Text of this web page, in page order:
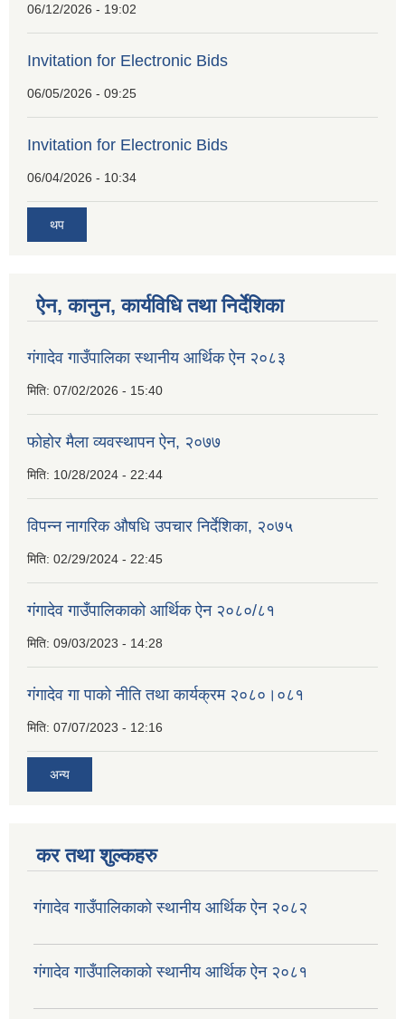
06/12/2026 - 19:02
Invitation for Electronic Bids
06/05/2026 - 09:25
Invitation for Electronic Bids
06/04/2026 - 10:34
थप
ऐन, कानुन, कार्यविधि तथा निर्देशिका
गंगादेव गाउँपालिका स्थानीय आर्थिक ऐन २०८३
मिति: 07/02/2026 - 15:40
फोहोर मैला व्यवस्थापन ऐन, २०७७
मिति: 10/28/2024 - 22:44
विपन्न नागरिक औषधि उपचार निर्देशिका, २०७५
मिति: 02/29/2024 - 22:45
गंगादेव गाउँपालिकाको आर्थिक ऐन २०८०/८१
मिति: 09/03/2023 - 14:28
गंगादेव गा पाको नीति तथा कार्यक्रम २०८०।०८१
मिति: 07/07/2023 - 12:16
अन्य
कर तथा शुल्कहरु
गंगादेव गाउँपालिकाको स्थानीय आर्थिक ऐन २०८२
गंगादेव गाउँपालिकाको स्थानीय आर्थिक ऐन २०८१